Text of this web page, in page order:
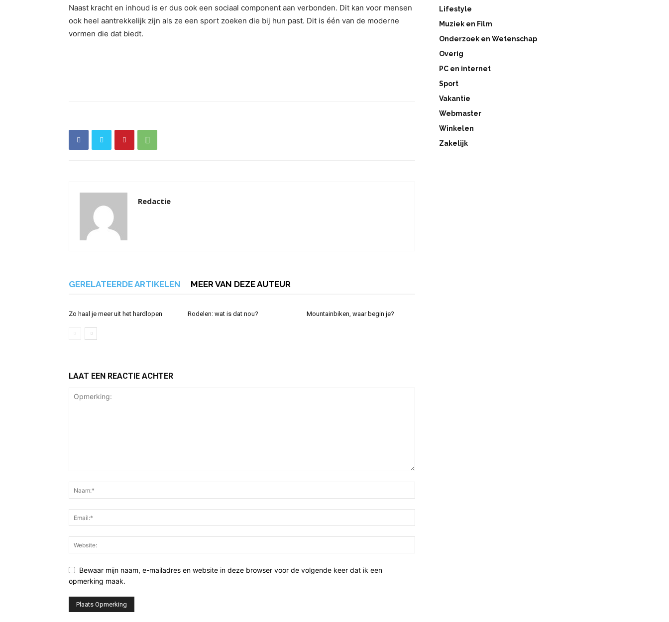
Naast kracht en inhoud is er dus ook een sociaal component aan verbonden. Dit kan voor mensen
ook heel aantrekkelijk zijn als ze een sport zoeken die bij hun past. Dit is één van de moderne
vormen die dat biedt.
Redactie
GERELATEERDE ARTIKELEN MEER VAN DEZE AUTEUR
Zo haal je meer uit het hardlopen Rodelen: wat is dat nou? Mountainbiken, waar begin je?
LAAT EEN REACTIE ACHTER
Bewaar mijn naam, e-mailadres en website in deze browser voor de volgende keer dat ik een
opmerking maak.
Lifestyle
Muziek en Film
Onderzoek en Wetenschap
Overig
PC en internet
Sport
Vakantie
Webmaster
Winkelen
Zakelijk